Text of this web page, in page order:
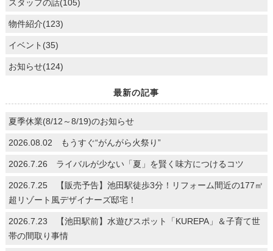
スタッフの話(105)
物件紹介(123)
イベント(35)
お知らせ(124)
最新の記事
夏季休業(8/12～8/19)のお知らせ
2026.08.02 もうすぐ“がんがら火祭り”
2026.7.26 ライバルが少ない「夏」を賢く味方につけるコツ
2026.7.25 【販売予告】池田駅徒歩3分！リフォーム間近の177㎡
超リゾート風デザイナーズ邸宅！
2026.7.23 【池田駅前】水遊びスポット「KUREPA」＆子育て世
帯の間取り事情